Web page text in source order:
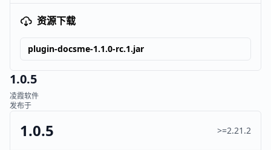
资源下载
plugin-docsme-1.1.0-rc.1.jar
1.0.5
凌霞软件
发布于
1.0.5 >=2.21.2